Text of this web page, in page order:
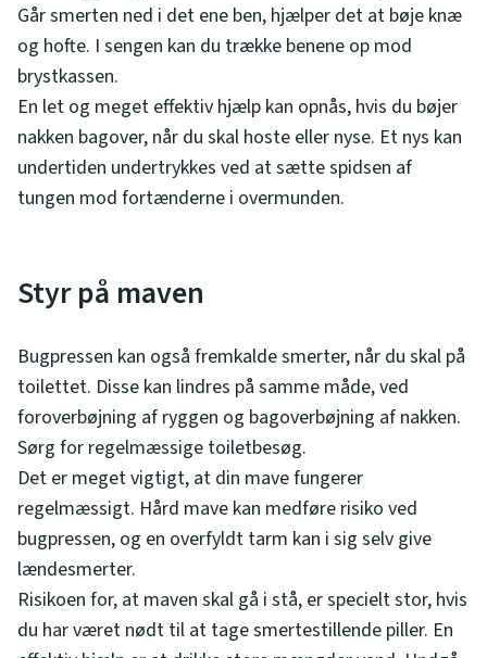
Går smerten ned i det ene ben, hjælper det at bøje knæ
og hofte. I sengen kan du trække benene op mod
brystkassen.
En let og meget effektiv hjælp kan opnås, hvis du bøjer
nakken bagover, når du skal hoste eller nyse. Et nys kan
undertiden undertrykkes ved at sætte spidsen af
tungen mod fortænderne i overmunden.
Styr på maven
Bugpressen kan også fremkalde smerter, når du skal på
toilettet. Disse kan lindres på samme måde, ved
foroverbøjning af ryggen og bagoverbøjning af nakken.
Sørg for regelmæssige toiletbesøg.
Det er meget vigtigt, at din mave fungerer
regelmæssigt. Hård mave kan medføre risiko ved
bugpressen, og en overfyldt tarm kan i sig selv give
lændesmerter.
Risikoen for, at maven skal gå i stå, er specielt stor, hvis
du har været nødt til at tage smertestillende piller. En